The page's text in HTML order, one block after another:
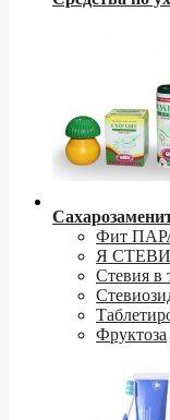
Фит
Я
Стевия в
Фруктоза